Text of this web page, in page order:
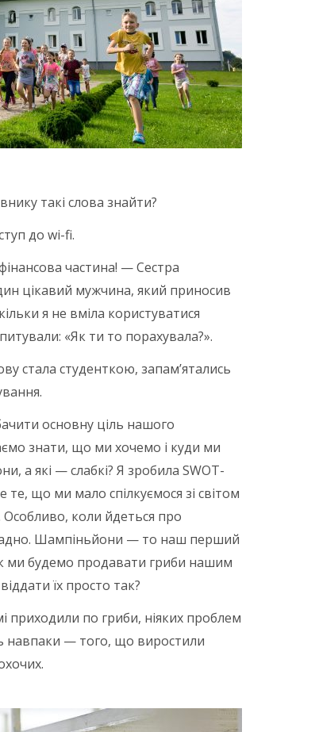
такі слова знайти?
до wi-fi.
частина! — Сестра
цікавий мужчина, який приносив
я не вміла користуватися
«Як ти то порахувала?».
стала студенткою, запам’ятались
основну ціль нашого
знати, що ми хочемо і куди ми
а які — слабкі? Я зробила SWOT-
те, що ми мало спілкуємося зі світом
коли йдеться про
Шампіньйони — то наш перший
ми будемо продавати гриби нашим
їх просто так?
приходили по гриби, ніяких проблем
навпаки — того, що виростили